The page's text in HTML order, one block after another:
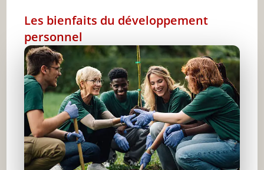
Les bienfaits du développement
personnel